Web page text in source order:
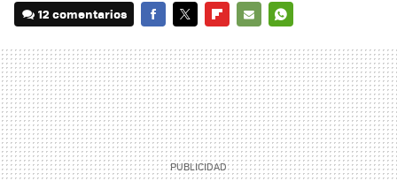
12 comentarios
MAIL